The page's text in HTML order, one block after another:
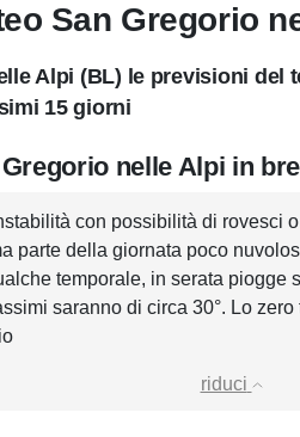
San Gregorio
Alpi (BL) le previsioni del
15 giorni
nelle Alpi in
con possibilità di rovesci
parte della giornata poco
temporale, in serata piogge
saranno di circa 30°. Lo
riduci